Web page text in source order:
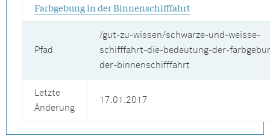
Farbgebung in der Binnenschifffahrt
Pfad
/gut-zu-wissen/schwarze-und-weisse-
schifffahrt-die-bedeutung-der-
der-binnenschifffahrt
Letzte
Änderung
17.01.2017